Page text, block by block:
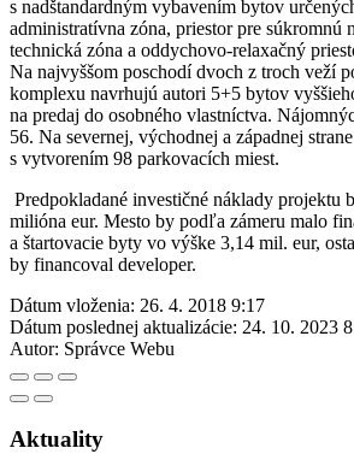
s nadštandardným vybavením bytov
administratívna zóna, priestor pre súkromnú
technická zóna a oddychovo-relaxačný
Na najvyššom poschodí dvoch z troch veží
komplexu navrhujú autori 5+5 bytov
na predaj do osobného vlastníctva.
56. Na severnej, východnej a západnej
s vytvorením 98 parkovacích miest.
Predpokladané investičné náklady projektu
milióna eur. Mesto by podľa zámeru malo
a štartovacie byty vo výške 3,14 mil. eur,
by financoval developer.
Dátum vloženia: 26. 4. 2018 9:17
Dátum poslednej aktualizácie: 24. 10. 2023
Autor: Správce Webu
Aktuality